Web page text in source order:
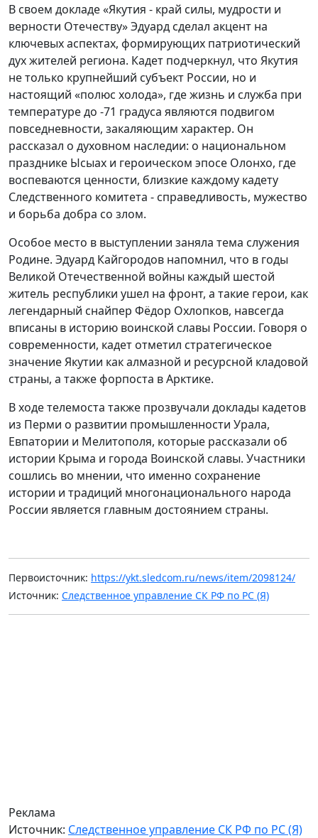
В своем докладе «Якутия - край силы, мудрости и
верности Отечеству» Эдуард сделал акцент на
ключевых аспектах, формирующих патриотический
дух жителей региона. Кадет подчеркнул, что Якутия
не только крупнейший субъект России, но и
настоящий «полюс холода», где жизнь и служба при
температуре до -71 градуса являются подвигом
повседневности, закаляющим характер. Он
рассказал о духовном наследии: о национальном
празднике Ысыах и героическом эпосе Олонхо, где
воспеваются ценности, близкие каждому кадету
Следственного комитета - справедливость, мужество
и борьба добра со злом.
Особое место в выступлении заняла тема служения
Родине. Эдуард Кайгородов напомнил, что в годы
Великой Отечественной войны каждый шестой
житель республики ушел на фронт, а такие герои, как
легендарный снайпер Фёдор Охлопков, навсегда
вписаны в историю воинской славы России. Говоря о
современности, кадет отметил стратегическое
значение Якутии как алмазной и ресурсной кладовой
страны, а также форпоста в Арктике.
В ходе телемоста также прозвучали доклады кадетов
из Перми о развитии промышленности Урала,
Евпатории и Мелитополя, которые рассказали об
истории Крыма и города Воинской славы. Участники
сошлись во мнении, что именно сохранение
истории и традиций многонационального народа
России является главным достоянием страны.
Первоисточник: https://ykt.sledcom.ru/news/item/2098124/
Источник: Следственное управление СК РФ по РС (Я)
Реклама
Источник: Следственное управление СК РФ по РС (Я)